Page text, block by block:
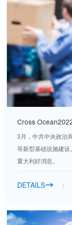
Cross
3月，中共中央政治
等新型基础设施建
重大利好消息。
DETAILS